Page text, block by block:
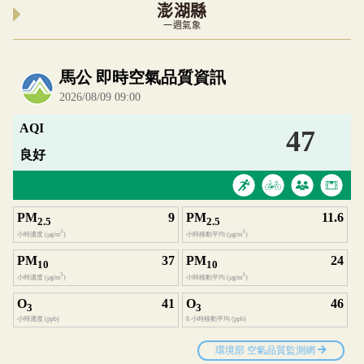
澎湖縣
一週氣象
內嵌空氣品質小工具為視覺預覽，完整即時空